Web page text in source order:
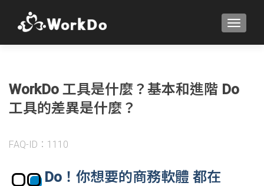
WorkDo 工具是什麼？基本和進階 Do
工具的差異是什麼？
FAQ-ID：1110
Do！你想要的商務軟體 都在